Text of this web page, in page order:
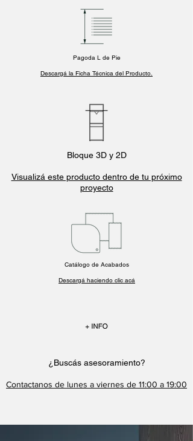
Pagoda L de Pie
Descargá la Ficha Técnica del Producto.
Bloque 3D y 2D
Visualizá este producto dentro de tu próximo
proyecto
Catálogo de Acabados
Descargá haciendo clic acá
¿Buscás asesoramiento?
Contactanos de lunes a viernes de 11:00 a 19:00